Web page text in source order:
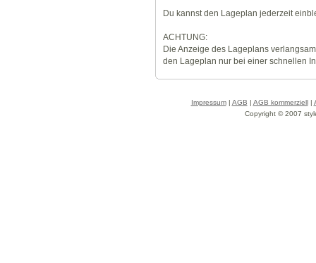
Du kannst den Lageplan jederzeit
ACHTUNG:
Die Anzeige des Lageplans
den Lageplan nur bei einer schnellen
Impressum| AGB | AGB kommerziell|
Copyright © 2007